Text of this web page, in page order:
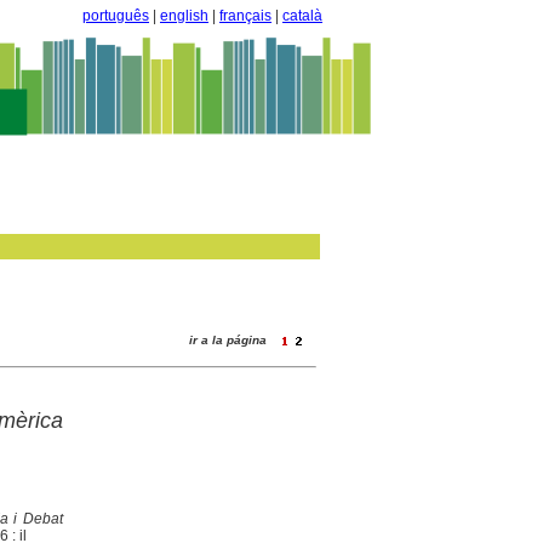
português english français català
ir a la página
i Debat
: il